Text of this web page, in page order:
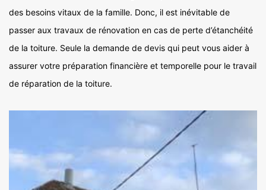
des besoins vitaux de la famille. Donc, il est inévitable de
passer aux travaux de rénovation en cas de perte d’étanchéité
de la toiture. Seule la demande de devis qui peut vous aider à
assurer votre préparation financière et temporelle pour le travail
de réparation de la toiture.